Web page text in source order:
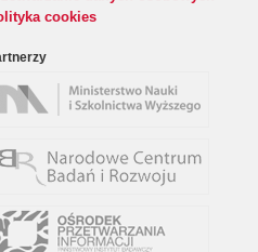
cookies